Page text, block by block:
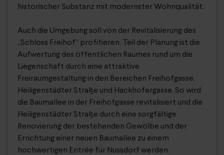
historischer Substanz mit modernster Wohnqualität.
Auch die Umgebung soll von der Revitalisierung des
„Schloss Freihof“ profitieren. Teil der Planung ist die
Aufwertung des öffentlichen Raumes rund um die
Liegenschaft durch eine attraktive
Freiraumgestaltung in den Bereichen Freihofgasse,
Heiligenstädter Straße und Hackhofergasse. So wird
die Baumallee in der Freihofgasse revitalisiert und die
Heiligenstädter Straße durch eine sorgfältige
Renovierung der bestehenden Gewölbe und der
Errichtung einer neuen Baumallee zu einem
hochwertigen Entrée für Nussdorf werden.